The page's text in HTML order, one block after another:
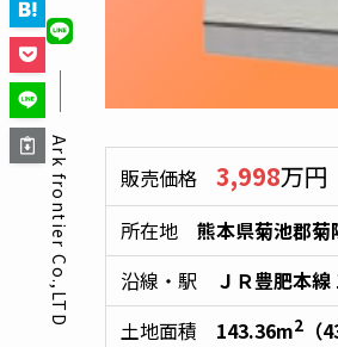
Ark frontier Co.,LTD 販売価格 3,998万円
所在地 熊本県菊池郡
沿線・駅 ＪＲ豊肥本線
土地面積 143.36m2 （